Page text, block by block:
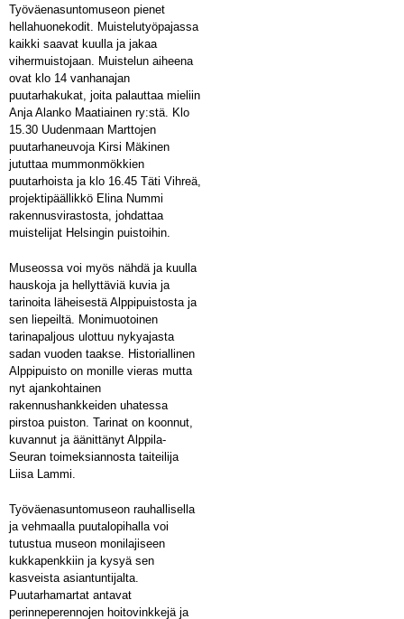
Työväenasuntomuseon pienet
hellahuonekodit. Muistelutyöpajassa
kaikki saavat kuulla ja jakaa
vihermuistojaan. Muistelun aiheena
ovat klo 14 vanhanajan
puutarhakukat, joita palauttaa mieliin
Anja Alanko Maatiainen ry:stä. Klo
15.30 Uudenmaan Marttojen
puutarhaneuvoja Kirsi Mäkinen
jututtaa mummonmökkien
puutarhoista ja klo 16.45 Täti Vihreä,
projektipäällikkö Elina Nummi
rakennusvirastosta, johdattaa
muistelijat Helsingin puistoihin.
Museossa voi myös nähdä ja kuulla
hauskoja ja hellyttäviä kuvia ja
tarinoita läheisestä Alppipuistosta ja
sen liepeiltä. Monimuotoinen
tarinapaljous ulottuu nykyajasta
sadan vuoden taakse. Historiallinen
Alppipuisto on monille vieras mutta
nyt ajankohtainen
rakennushankkeiden uhatessa
pirstoa puiston. Tarinat on koonnut,
kuvannut ja äänittänyt Alppila-
Seuran toimeksiannosta taiteilija
Liisa Lammi.
Työväenasuntomuseon rauhallisella
ja vehmaalla puutalopihalla voi
tutustua museon monilajiseen
kukkapenkkiin ja kysyä sen
kasveista asiantuntijalta.
Puutarhamartat antavat
perinneperennojen hoitovinkkejä ja